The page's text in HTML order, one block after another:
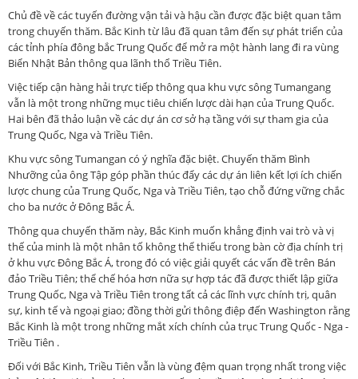
Chủ đề về các tuyến đường vận tải và hậu cần được đặc biệt quan tâm
trong chuyến thăm. Bắc Kinh từ lâu đã quan tâm đến sự phát triển của
các tỉnh phía đông bắc Trung Quốc để mở ra một hành lang đi ra vùng
Biển Nhật Bản thông qua lãnh thổ Triều Tiên.
Việc tiếp cận hàng hải trực tiếp thông qua khu vực sông Tumangang
vẫn là một trong những mục tiêu chiến lược dài hạn của Trung Quốc.
Hai bên đã thảo luận về các dự án cơ sở hạ tầng với sự tham gia của
Trung Quốc, Nga và Triều Tiên.
Khu vực sông Tumangan có ý nghĩa đặc biệt. Chuyến thăm Bình
Nhưỡng của ông Tập góp phần thúc đẩy các dự án liên kết lợi ích chiến
lược chung của Trung Quốc, Nga và Triều Tiên, tạo chỗ đứng vững chắc
cho ba nước ở Đông Bắc Á.
Thông qua chuyến thăm này, Bắc Kinh muốn khẳng định vai trò và vị
thế của minh là một nhân tố không thể thiếu trong bàn cờ địa chính trị
ở khu vực Đông Bắc Á, trong đó có việc giải quyết các vấn đề trên Bán
đảo Triều Tiên; thể chế hóa hơn nữa sự hợp tác đã được thiết lập giữa
Trung Quốc, Nga và Triều Tiên trong tất cả các lĩnh vực chính trị, quân
sự, kinh tế và ngoại giao; đồng thời gửi thông điệp đến Washington rằng
Bắc Kinh là một trong những mắt xích chính của trục Trung Quốc - Nga -
Triều Tiên .
Đối với Bắc Kinh, Triều Tiên vẫn là vùng đệm quan trọng nhất trong việc